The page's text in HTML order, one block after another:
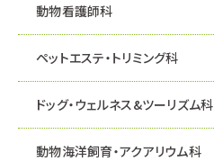
動物看護師科
ペットエステ・トリミング科
ドッグ・ウェルネス&ツーリズム科
動物海洋飼育・アクアリウム科